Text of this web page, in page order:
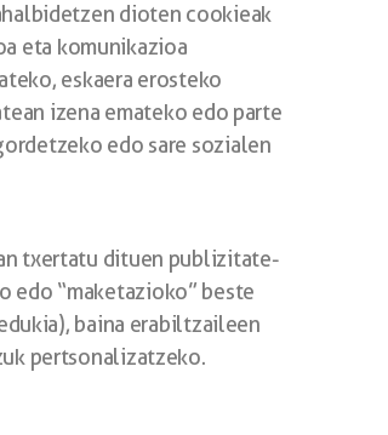
dioten cookieak
eta komunikazioa
eskaera erosteko
izena emateko edo parte
edo sare sozialen
txertatu dituen publizitate-
edo “maketazioko” beste
baina erabiltzaileen
pertsonalizatzeko.